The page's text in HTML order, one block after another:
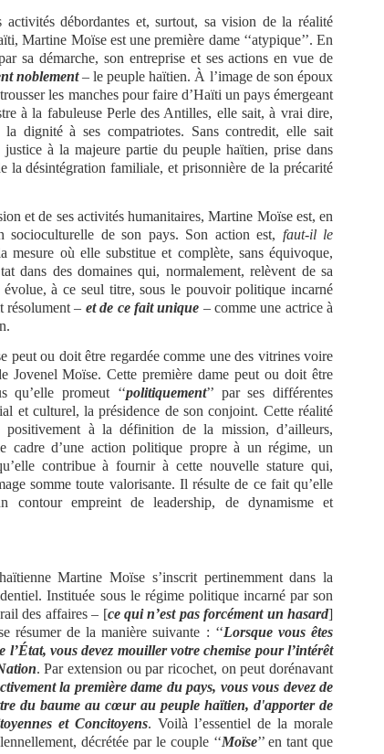
débordantes et, surtout, sa vision de la réalité
Martine Moïse est une première dame ‘‘atypique’’. En
sa démarche, son entreprise et ses actions en vue de
noblement– le peuple haïtien. À l’image de son époux
les manches pour faire d’Haïti un pays émergeant
à la fabuleuse Perle des Antilles, elle sait, à vrai dire,
dignité à ses compatriotes. Sans contredit, elle sait
à la majeure partie du peuple haïtien, prise dans
la désintégration familiale, et prisonnière de la précarité
et de ses activités humanitaires, Martine Moïse est, en
socioculturelle de son pays. Son action est, faut-il le
mesure où elle substitue et complète, sans équivoque,
dans des domaines qui, normalement, relèvent de sa
à ce seul titre, sous le pouvoir politique incarné
résolument – et de ce fait unique – comme une actrice à
peut ou doit être regardée comme une des vitrines voire
Jovenel Moïse. Cette première dame peut ou doit être
qu’elle promeut ‘‘politiquement’’ par ses différentes
et culturel, la présidence de son conjoint. Cette réalité
à la définition de la mission, d’ailleurs,
cadre d’une action politique propre à un régime, un
contribue à fournir à cette nouvelle stature qui,
somme toute valorisante. Il résulte de ce fait qu’elle
contour empreint de leadership, de dynamisme et
Martine Moïse s’inscrit pertinemment dans la
Instituée sous le régime politique incarné par son
des affaires – [ce qui n’est pas forcément un hasard]
résumer de la manière suivante : ‘‘Lorsque vous êtes
l’État, vous devez mouiller votre chemise pour l’intérêt
. Par extension ou par ricochet, on peut dorénavant
la première dame du pays, vous vous devez de
du baume au cœur au peuple haïtien, d'apporter de
et Concitoyens. Voilà l’essentiel de la morale
décrétée par le couple ‘‘Moïse’’ en tant que